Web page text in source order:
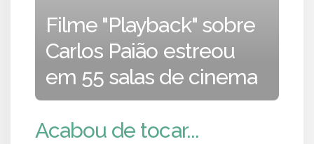
Filme "Playback" sobre
Carlos Paião estreou
em 55 salas de cinema
Acabou de tocar...